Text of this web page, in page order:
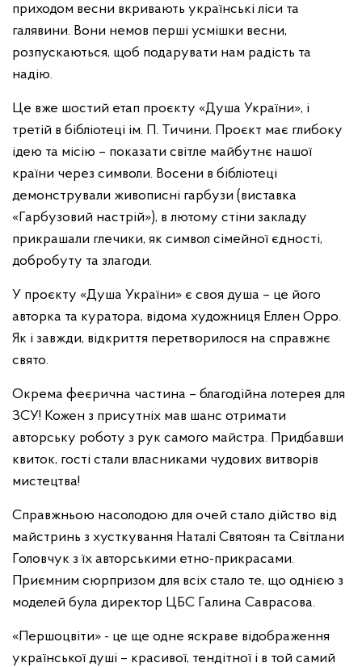
приходом весни вкривають українські ліси та
галявини. Вони немов перші усмішки весни,
розпускаються, щоб подарувати нам радість та
надію.
Це вже шостий етап проєкту «Душа України», і
третій в бібліотеці ім. П. Тичини. Проєкт має глибоку
ідею та місію – показати світле майбутнє нашої
країни через символи. Восени в бібліотеці
демонстрували живописні гарбузи (виставка
«Гарбузовий настрій»), в лютому стіни закладу
прикрашали глечики, як символ сімейної єдності,
добробуту та злагоди.
У проєкту «Душа України» є своя душа – це його
авторка та куратора, відома художниця Еллен Орро.
Як і завжди, відкриття перетворилося на справжнє
свято.
Окрема феєрична частина – благодійна лотерея для
ЗСУ! Кожен з присутніх мав шанс отримати
авторську роботу з рук самого майстра. Придбавши
квиток, гості стали власниками чудових витворів
мистецтва!
Справжньою насолодою для очей стало дійство від
майстринь з хусткування Наталі Святоян та Світлани
Головчук з їх авторськими етно-прикрасами.
Приємним сюрпризом для всіх стало те, що однією з
моделей була директор ЦБС Галина Саврасова.
«Першоцвіти» - це ще одне яскраве відображення
української душі – красивої, тендітної і в той самий